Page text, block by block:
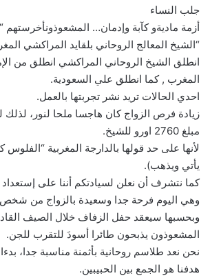
جلب النساء
أزمة ماديةو كآبة وإدمان… المشعوذونأخرستهم
“الشيخ المعالج الروحاني بلقايد المراكشي
انطلق الشيخ الروحاني المراكشي انطلق من
المغرب , كما انطلق علي السعودية.
احدي الحالات تريد نشر تجربتها بالعمل.
زيادة فرص الزواج كان هاجسا ملحا لنور،
مبلغ 2760 اورو للشيخ.
لأنها على حد قولها بالدارجة المغربية
يأتي ويذهب).
كما نتشرف أن نعلن لسيادتكم أننا على
وهي اليوم فرحة جدا وسعيدة بالزواج من شخص
وبحسبها سيعقد حفل الزفاف خلال الصيف
المشعوذون يذبحون طائرا أسودَ للتقرب للجن.
هدفنا هو الجمع بين الحبيبين.